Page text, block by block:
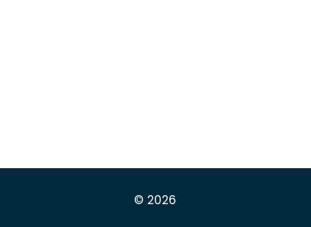
© 2026